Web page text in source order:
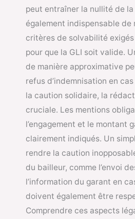
peut entraîner la nullité de
également indispensable de
critères de solvabilité exigés
pour que la GLI soit valide.
de manière approximative
refus d’indemnisation en
la caution solidaire, la
cruciale. Les mentions
l’engagement et le montant
clairement indiqués. Un
rendre la caution
du bailleur, comme l’envoi
l’information du garant en
doivent également être
Comprendre ces aspects